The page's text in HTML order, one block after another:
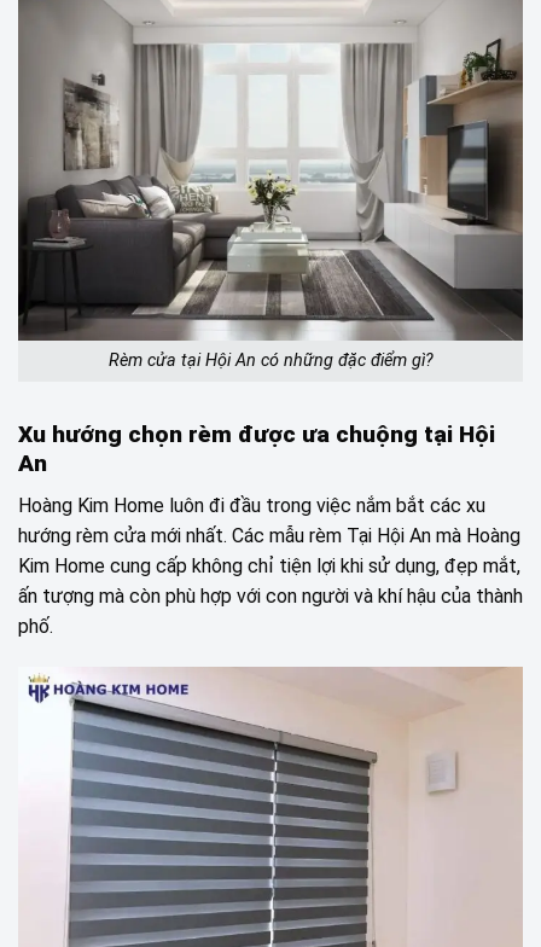
Rèm cửa tại Hội An có những đặc điểm gì?
Xu hướng chọn rèm được ưa chuộng tại Hội
An
Hoàng Kim Home luôn đi đầu trong việc nắm bắt các xu
hướng rèm cửa mới nhất. Các mẫu rèm Tại Hội An mà Hoàng
Kim Home cung cấp không chỉ tiện lợi khi sử dụng, đẹp mắt,
ấn tượng mà còn phù hợp với con người và khí hậu của thành
phố.